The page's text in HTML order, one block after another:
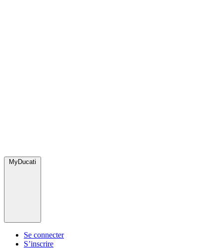
MyDucati
Se connecter
S’inscrire